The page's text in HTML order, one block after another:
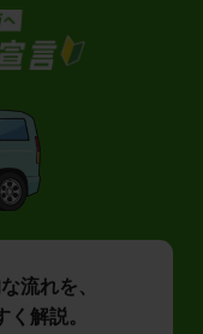
流れを、
解説。